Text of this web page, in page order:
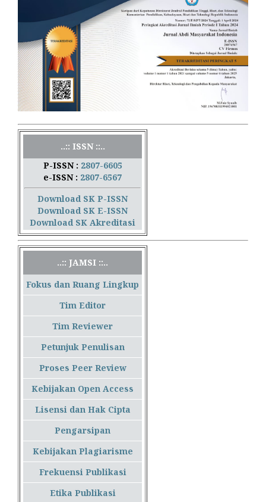
..:: ISSN ::..
P-ISSN : 2807-6605
e-ISSN : 2807-6567
Download SK P-ISSN
Download SK E-ISSN
Download SK Akreditasi
..:: JAMSI ::..
Fokus dan Ruang Lingkup
Tim Editor
Tim Reviewer
Petunjuk Penulisan
Proses Peer Review
Kebijakan Open Access
Lisensi dan Hak Cipta
Pengarsipan
Kebijakan Plagiarisme
Frekuensi Publikasi
Etika Publikasi